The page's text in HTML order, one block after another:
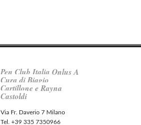
Pen Club Italia Onlus A
Cura di Biagio
Cartillone e Rayna
Castoldi
Via Fr. Daverio 7 Milano
Tel. +39 335 7350966